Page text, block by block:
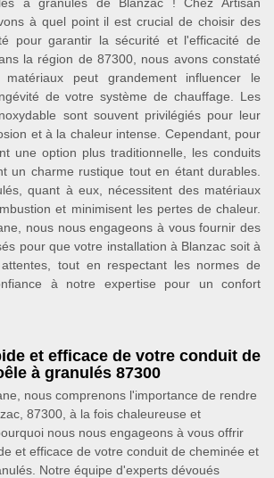
à quel point il est crucial de choisir des
pour garantir la sécurité et l'efficacité de
la région de 87300, nous avons constaté
peut grandement influencer le
de votre système de chauffage. Les
sont souvent privilégiés pour leur
et à la chaleur intense. Cependant, pour
une option plus traditionnelle, les conduits
un charme rustique tout en étant durables.
quant à eux, nécessitent des matériaux
et minimisent les pertes de chaleur.
nous nous engageons à vous fournir des
pour que votre installation à Blanzac soit à
tout en respectant les normes de
à notre expertise pour un confort
et efficace de votre conduit de
à granulés 87300
nous comprenons l'importance de rendre
87300, à la fois chaleureuse et
nous nous engageons à vous offrir
et efficace de votre conduit de cheminée et
Notre équipe d'experts dévoués